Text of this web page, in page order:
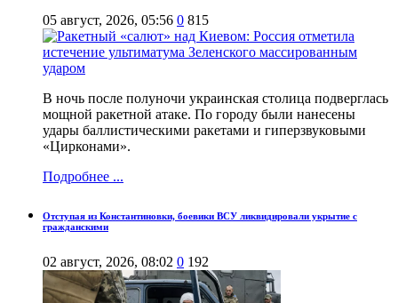
05 август, 2026, 05:56 0 815
В ночь после полуночи украинская столица подверглась
мощной ракетной атаке. По городу были нанесены
удары баллистическими ракетами и гиперзвуковыми
«Цирконами».
Подробнее ...
Отступая из Константиновки, боевики ВСУ ликвидировали укрытие с
гражданскими
02 август, 2026, 08:02 0 192